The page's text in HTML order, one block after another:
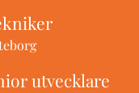
utvecklare